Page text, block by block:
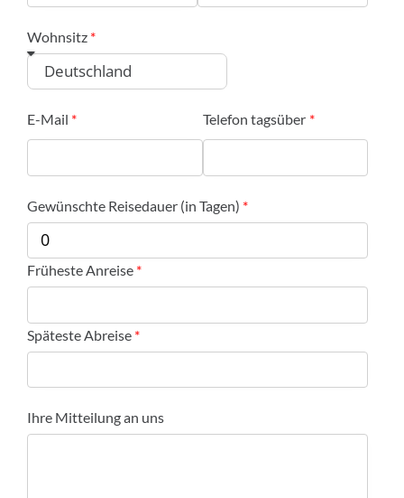
Wohnsitz
E-Mail Telefon tagsüber
Gewünschte Reisedauer (in Tagen)
Früheste Anreise
Späteste Abreise
Ihre Mitteilung an uns